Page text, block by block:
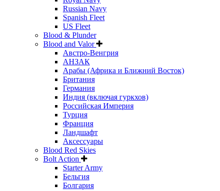
Russian Navy
Spanish Fleet
US Fleet
Blood & Plunder
Blood and Valor
Австро-Венгрия
АНЗАК
Арабы (Африка и Ближний Восток)
Британия
Германия
Индия (включая гуркхов)
Российская Империя
Турция
Франция
Ландшафт
Аксессуары
Blood Red Skies
Bolt Action
Starter Army
Бельгия
Болгария